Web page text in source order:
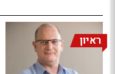
ראיון